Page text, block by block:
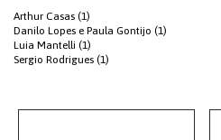
Arthur Casas (1)
Danilo Lopes e Paula Gontijo (1)
Luia Mantelli (1)
Sergio Rodrigues (1)